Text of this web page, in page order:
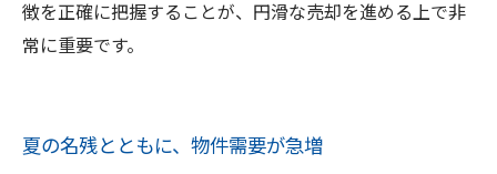
徴を正確に把握することが、円滑な売却を進める上で非
常に重要です。
夏の名残とともに、物件需要が急増